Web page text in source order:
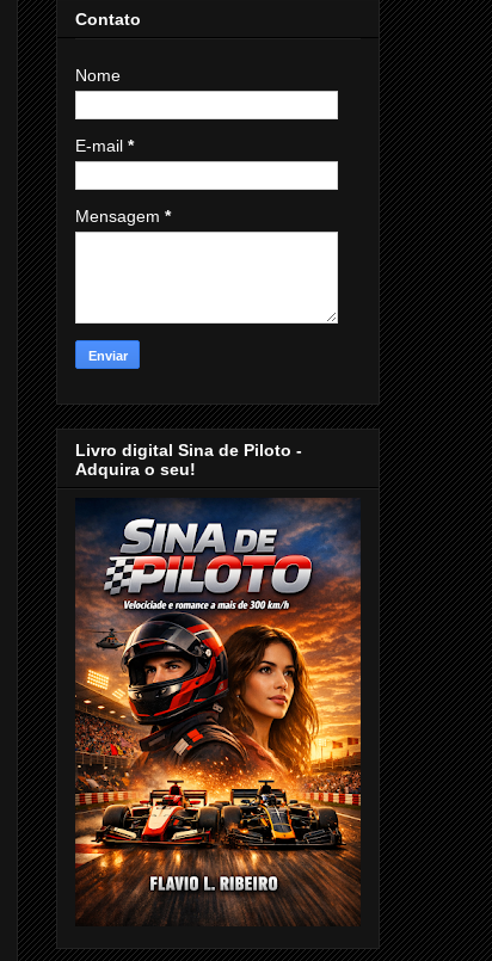
Contato
Nome
E-mail *
Mensagem *
Livro digital Sina de Piloto -
Adquira o seu!